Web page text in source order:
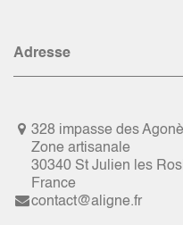
Adresse
328 impasse des
Zone artisanale
30340 St Julien les
France
contact@aligne.fr